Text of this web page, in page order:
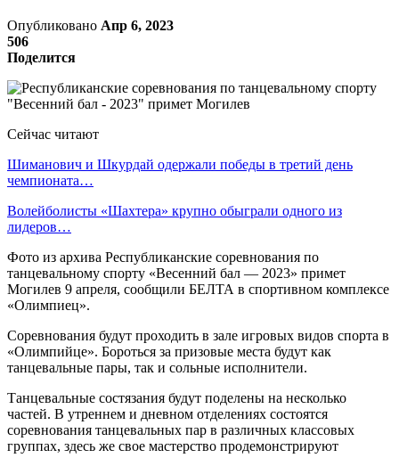
Опубликовано Апр 6, 2023
506
Поделится
Сейчас читают
Шиманович и Шкурдай одержали победы в третий день
чемпионата…
Волейболисты «Шахтера» крупно обыграли одного из
лидеров…
Фото из архива Республиканские соревнования по
танцевальному спорту «Весенний бал — 2023» примет
Могилев 9 апреля, сообщили БЕЛТА в спортивном комплексе
«Олимпиец».
Соревнования будут проходить в зале игровых видов спорта в
«Олимпийце». Бороться за призовые места будут как
танцевальные пары, так и сольные исполнители.
Танцевальные состязания будут поделены на несколько
частей. В утреннем и дневном отделениях состоятся
соревнования танцевальных пар в различных классовых
группах, здесь же свое мастерство продемонстрируют